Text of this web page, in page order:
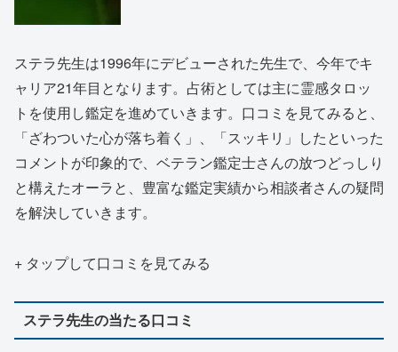
ステラ先生は1996年にデビューされた先生で、今年でキ
ャリア21年目となります。占術としては主に霊感タロッ
トを使用し鑑定を進めていきます。口コミを見てみると、
「ざわついた心が落ち着く」、「スッキリ」したといった
コメントが印象的で、ベテラン鑑定士さんの放つどっしり
と構えたオーラと、豊富な鑑定実績から相談者さんの疑問
を解決していきます。
+ タップして口コミを見てみる
ステラ先生の当たる口コミ